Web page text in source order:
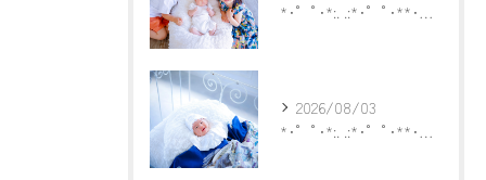
*･゜ﾟ･*:. .:*･゜ﾟ･**･゜ﾟ･*:.
2026/08/03
*･゜ﾟ･*:. .:*･゜ﾟ･**･゜ﾟ･*:.